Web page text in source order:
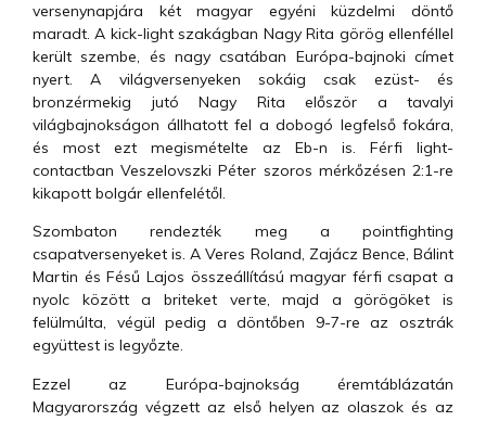
versenynapjára két magyar egyéni küzdelmi döntő
maradt. A kick-light szakágban Nagy Rita görög ellenféllel
került szembe, és nagy csatában Európa-bajnoki címet
nyert. A világversenyeken sokáig csak ezüst- és
bronzérmekig jutó Nagy Rita először a tavalyi
világbajnokságon állhatott fel a dobogó legfelső fokára,
és most ezt megismételte az Eb-n is. Férfi light-
contactban Veszelovszki Péter szoros mérkőzésen 2:1-re
kikapott bolgár ellenfelétől.
Szombaton rendezték meg a pointfighting
csapatversenyeket is. A Veres Roland, Zajácz Bence, Bálint
Martin és Fésű Lajos összeállítású magyar férfi csapat a
nyolc között a briteket verte, majd a görögöket is
felülmúlta, végül pedig a döntőben 9-7-re az osztrák
együttest is legyőzte.
Ezzel az Európa-bajnokság éremtáblázatán
Magyarország végzett az első helyen az olaszok és az